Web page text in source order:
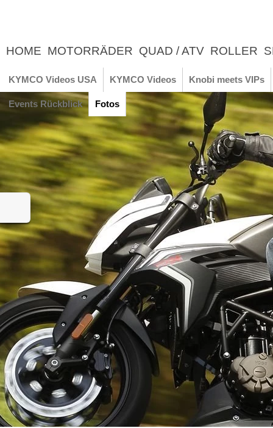
HOME MOTORRÄDER QUAD / ATV ROLLER
ERLEBNIS
KYMCO Videos USA KYMCO Videos Knobi meets VIPs
Events Rückblick Fotos